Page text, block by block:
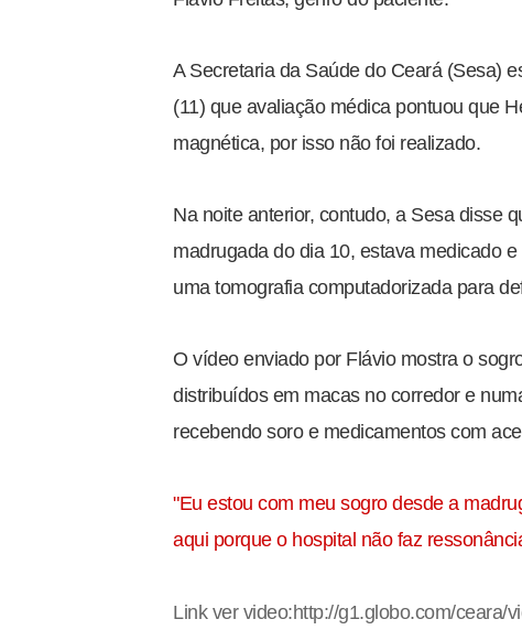
A Secretaria da Saúde do Ceará (Sesa)
(11) que avaliação médica pontuou que
magnética, por isso não foi realizado.
Na noite anterior, contudo, a Sesa disse
madrugada do dia 10, estava medicado
uma tomografia computadorizada para
O vídeo enviado por Flávio mostra o
distribuídos em macas no corredor e
recebendo soro e medicamentos com
"Eu estou com meu sogro desde a
aqui porque o hospital não faz
Link ver video:http://g1.globo.com/ceara/